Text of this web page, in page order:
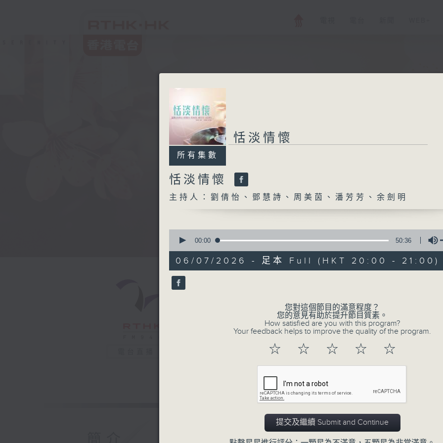
所有集數
恬淡情懷
所有集數
恬淡情懷
恬淡情懷
主持人：劉倩怡、鄧慧詩、周美茵、潘芳芳、余劍明
seconds
50
minutes,
36
seconds
90%
00:00 50:36
06/07/2026 - 足本 Full (HKT 20:00 - 21:00)
您對這個節目的滿意程度？
您的意見有助於提升節目質素。
How satisfied are you with this program?
Your feedback helps to improve the quality of the program.
☆ ☆ ☆ ☆ ☆
提交及繼續 Submit and Continue